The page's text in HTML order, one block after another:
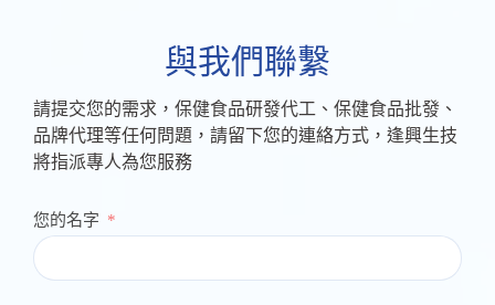
與我們聯繫
請提交您的需求，保健食品研發代工、保健食品批發、
品牌代理等任何問題，請留下您的連絡方式，逢興生技
將指派專人為您服務
您的名字